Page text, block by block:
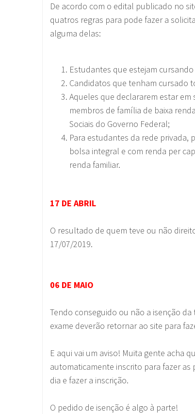
De acordo com o edital publicado no
quatros regras para pode fazer a
alguma delas:
Estudantes que estejam
Candidatos que tenham cursado
Aqueles que declararem estar
membros de família de baixa
Sociais do Governo Federal;
Para estudantes da rede
bolsa integral e com renda per
renda familiar.
17 DE ABRIL
O resultado de quem teve ou não
17/07/2019.
06 DE MAIO
Tendo conseguido ou não a isenção
exame deverão retornar ao site para
E aqui vai um aviso! Muita gente acha
automaticamente inscrito para fazer as
dia e fazer a inscrição.
O pedido de isenção é algo à parte!